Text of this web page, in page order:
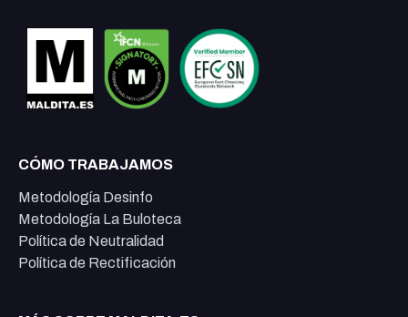
CÓMO TRABAJAMOS
Metodología Desinfo
Metodología La Buloteca
Política de Neutralidad
Política de Rectificación